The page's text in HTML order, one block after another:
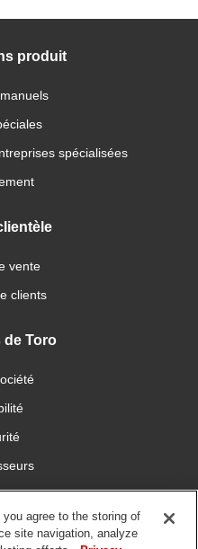
produit
spécialisées
vente
clients
Toro
avec nous
you agree to the storing of
site navigation, analyze